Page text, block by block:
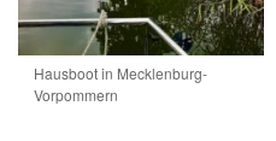
Hausboot in Mecklenburg-
Vorpommern